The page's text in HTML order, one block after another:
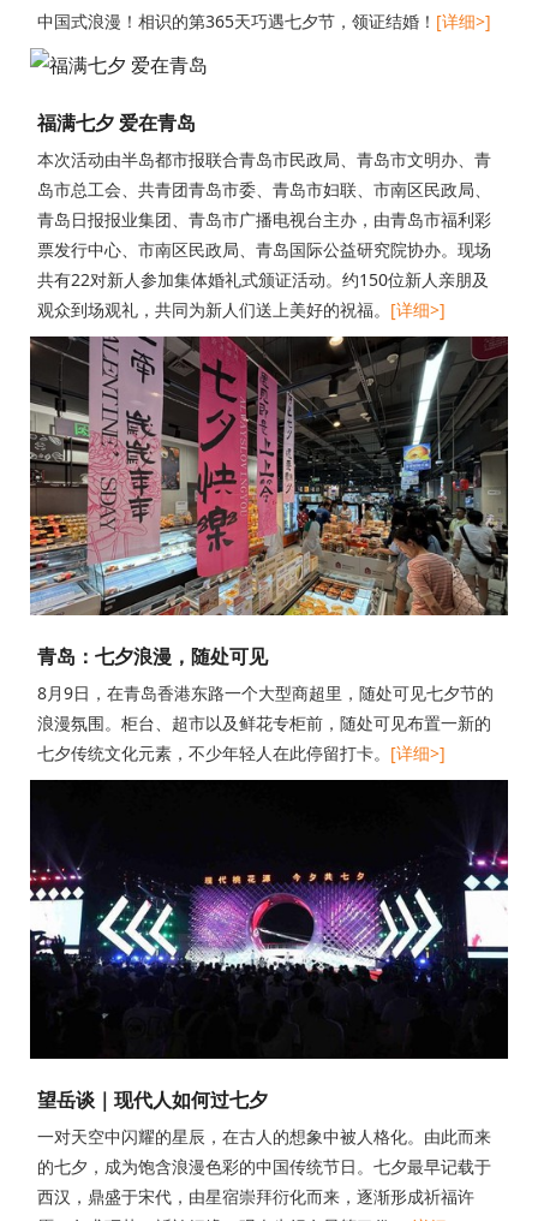
中国式浪漫！相识的第365天巧遇七夕节，领证结婚！ [详细>]
福满七夕 爱在青岛
本次活动由半岛都市报联合青岛市民政局、青岛市文明办、青
岛市总工会、共青团青岛市委、青岛市妇联、市南区民政局、
青岛日报报业集团、青岛市广播电视台主办，由青岛市福利彩
票发行中心、市南区民政局、青岛国际公益研究院协办。现场
共有22对新人参加集体婚礼式颁证活动。约150位新人亲朋及
观众到场观礼，共同为新人们送上美好的祝福。 [详细>]
青岛：七夕浪漫，随处可见
8月9日，在青岛香港东路一个大型商超里，随处可见七夕节的
浪漫氛围。柜台、超市以及鲜花专柜前，随处可见布置一新的
七夕传统文化元素，不少年轻人在此停留打卡。 [详细>]
望岳谈｜现代人如何过七夕
一对天空中闪耀的星辰，在古人的想象中被人格化。由此而来
的七夕，成为饱含浪漫色彩的中国传统节日。七夕最早记载于
西汉，鼎盛于宋代，由星宿崇拜衍化而来，逐渐形成祈福许